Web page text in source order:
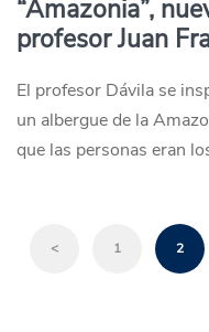
“Amazonia”,
profesor Juan
El profesor Dávila se
un albergue de la
que las personas eran
< 1 2